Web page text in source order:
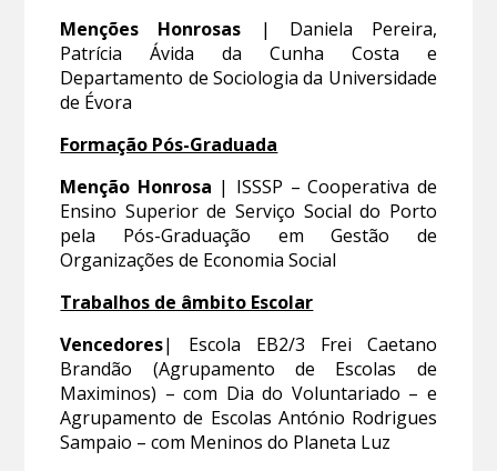
Menções Honrosas | Daniela Pereira,
Patrícia Ávida da Cunha Costa e
Departamento de Sociologia da Universidade
de Évora
Formação Pós-Graduada
Menção Honrosa | ISSSP – Cooperativa de
Ensino Superior de Serviço Social do Porto
pela Pós-Graduação em Gestão de
Organizações de Economia Social
Trabalhos de âmbito Escolar
Vencedores| Escola EB2/3 Frei Caetano
Brandão (Agrupamento de Escolas de
Maximinos) – com Dia do Voluntariado – e
Agrupamento de Escolas António Rodrigues
Sampaio – com Meninos do Planeta Luz